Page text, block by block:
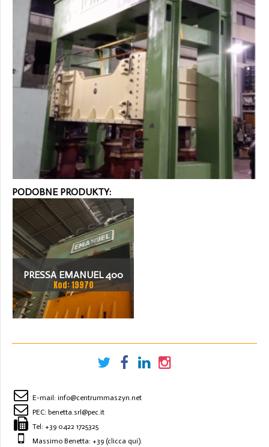
PODOBNE PRODUKTY:
PRESSA EMANUEL 400
TON PRASA MECHANICZNA
Kod: 19970
E-mail: info@centrummaszyn.net
PEC: benetta.srl@pec.it
Tel: +39 0422 1725325
Massimo Benetta: +39 (clicca qui).